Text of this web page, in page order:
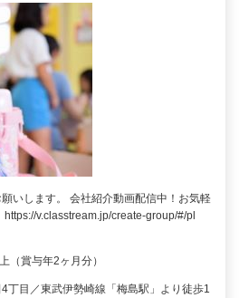
いします。 会社紹介動画配信中！お気軽
https://v.classtream.jp/create-group/#/pl
（賞与年2ヶ月分）
丁目／東武伊勢崎線「梅島駅」より徒歩1